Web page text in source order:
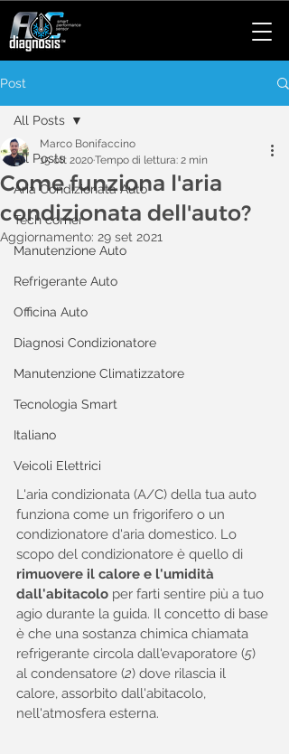
Post
All Posts
Aria Condizionata Auto
Tech corner
Manutenzione Auto
Refrigerante Auto
Officina Auto
Diagnosi Condizionatore
Manutenzione Climatizzatore
Tecnologia Smart
Italiano
Veicoli Elettrici
All Posts
Come funziona l'aria
condizionata dell'auto?
Marco Bonifaccino
15 ott 2020Tempo di lettura: 2 min
Aggiornamento: 29 set 2021
L'aria condizionata (A/C) della tua auto
funziona come un frigorifero o un
condizionatore d'aria domestico. Lo
scopo del condizionatore è quello di
rimuovere il calore e l'umidità
dall'abitacolo per farti sentire più a tuo
agio durante la guida. Il concetto di base
è che una sostanza chimica chiamata
refrigerante circola dall'evaporatore (5)
al condensatore (2) dove rilascia il
calore, assorbito dall'abitacolo,
nell'atmosfera esterna.